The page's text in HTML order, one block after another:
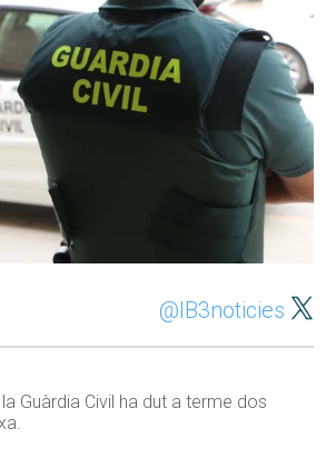
@IB3noticies
Guàrdia Civil ha dut a terme dos